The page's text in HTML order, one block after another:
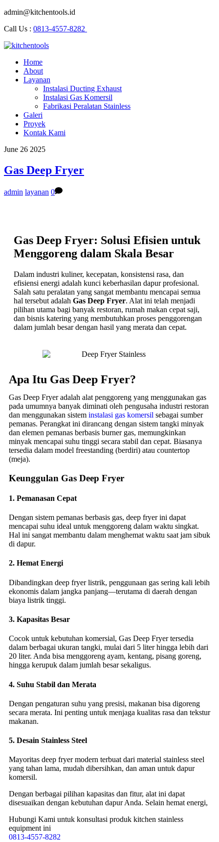
admin@kitchentools.id
Call Us : 0813-4557-8282
Home
About
Layanan
Instalasi Ducting Exhaust
Instalasi Gas Komersil
Fabrikasi Peralatan Stainless
Galeri
Proyek
Kontak Kami
June 26 2025
Gas Deep Fryer
admin layanan 0
Gas Deep Fryer: Solusi Efisien untuk
Menggoreng dalam Skala Besar
Dalam industri kuliner, kecepatan, konsistensi rasa, dan
efisiensi energi adalah kunci keberhasilan dapur profesional.
Salah satu peralatan yang sangat membantu mencapai semua
hal tersebut adalah Gas Deep Fryer. Alat ini telah menjadi
pilihan utama bagi banyak restoran, rumah makan cepat saji,
dan bisnis katering yang membutuhkan proses penggorengan
dalam jumlah besar dengan hasil yang merata dan cepat.
Apa Itu Gas Deep Fryer?
Gas Deep Fryer adalah alat penggoreng yang menggunakan gas
pada umumnya banyak diminati oleh pengusaha industri restoran
dan menggunakan sistem instalasi gas komersil sebagai sumber
pemanas. Perangkat ini dirancang dengan sistem tangki minyak
dan elemen pemanas berbasis burner gas, memungkinkan
minyak mencapai suhu tinggi secara stabil dan cepat. Biasanya
tersedia dalam model freestanding (berdiri) atau countertop
(meja).
Keunggulan Gas Deep Fryer
1. Pemanasan Cepat
Dengan sistem pemanas berbasis gas, deep fryer ini dapat
mencapai suhu ideal untuk menggoreng dalam waktu singkat.
Hal ini sangat membantu dalam menghemat waktu saat jam sibuk
di dapur.
2. Hemat Energi
Dibandingkan deep fryer listrik, penggunaan gas sering kali lebih
ekonomis dalam jangka panjang—terutama di daerah dengan
biaya listrik tinggi.
3. Kapasitas Besar
Cocok untuk kebutuhan komersial, Gas Deep Fryer tersedia
dalam berbagai ukuran tangki, mulai dari 5 liter hingga lebih dari
20 liter. Anda bisa menggoreng ayam, kentang, pisang goreng,
hingga kerupuk dalam jumlah besar sekaligus.
4. Suhu Stabil dan Merata
Dengan pengaturan suhu yang presisi, makanan bisa digoreng
secara merata. Ini penting untuk menjaga kualitas rasa dan tekstur
makanan.
5. Desain Stainless Steel
Mayoritas deep fryer modern terbuat dari material stainless steel
yang tahan lama, mudah dibersihkan, dan aman untuk dapur
komersil.
Dengan berbagai pilihan kapasitas dan fitur, alat ini dapat
disesuaikan dengan kebutuhan dapur Anda. Selain hemat energi,
Hubungi Kami untuk konsultasi produk kitchen stainless
equipment ini
0813-4557-8282